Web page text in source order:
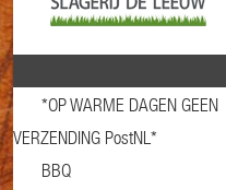
*OP WARME DAGEN GEEN
VERZENDING PostNL*
BBQ